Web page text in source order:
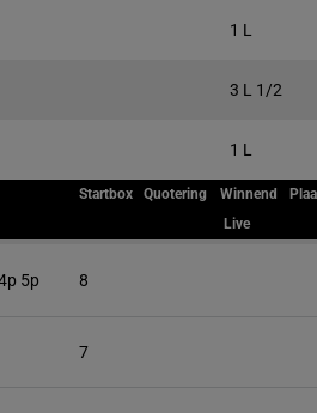
1 L
3 L 1/2
1 L
Startbox Quotering Winnend
Live
5p 8
7